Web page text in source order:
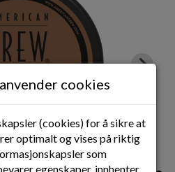
cookies
(cookies) for å sikre at
optimalt og vises på riktig
som
egenskaper, innhenter